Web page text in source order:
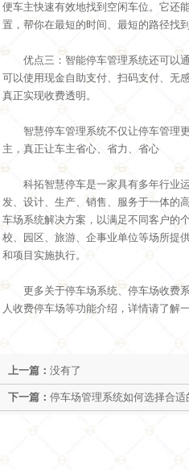
便车主快速有效地找到空闲车位。它还
置，帮你在最短的时间、最短的路径找到
优点三：智能停车管理系统还可以通
可以使用现金自助支付、扫码支付、无
真正实现收费透明。
智慧停车管理系统不仅让停车管理更
主，真正让车主省心、省力、省心
科拓智慧停车是一家具有多年行业运
发、设计、生产、销售、服务于一体的
车场系统解决方案，以满足不同客户的
校、园区、旅游、企事业单位等场所提
和项目实施执行。
更多关于停车场系统、停车场收费系
人收费停车场等功能介绍，详情请了解
上一篇： 没有了
下一篇： 停车场管理系统如何选择合适